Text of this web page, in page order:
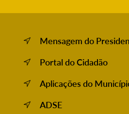
Mensagem do
Portal do Cidadão
Aplicações do
A​DSE